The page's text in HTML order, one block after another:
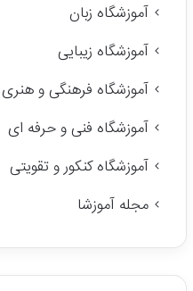
آموزشگاه زبان
آموزشگاه زیبایی
آموزشگاه فرهنگی و هنری
آموزشگاه فنی و حرفه ای
آموزشگاه کنکور و تقویتی
مجله آموزشا